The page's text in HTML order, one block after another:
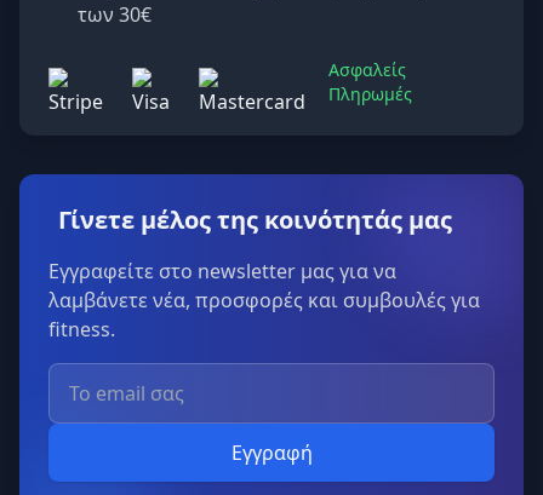
των 30€
Ασφαλείς
Πληρωμές
Γίνετε μέλος της κοινότητάς μας
Εγγραφείτε στο newsletter μας για να
λαμβάνετε νέα, προσφορές και συμβουλές για
fitness.
Εγγραφή